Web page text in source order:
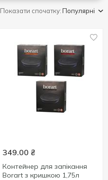
Показати спочатку:Популярні
349.00 ₴
Контейнер для запікання
Borart з кришкою 1,75л